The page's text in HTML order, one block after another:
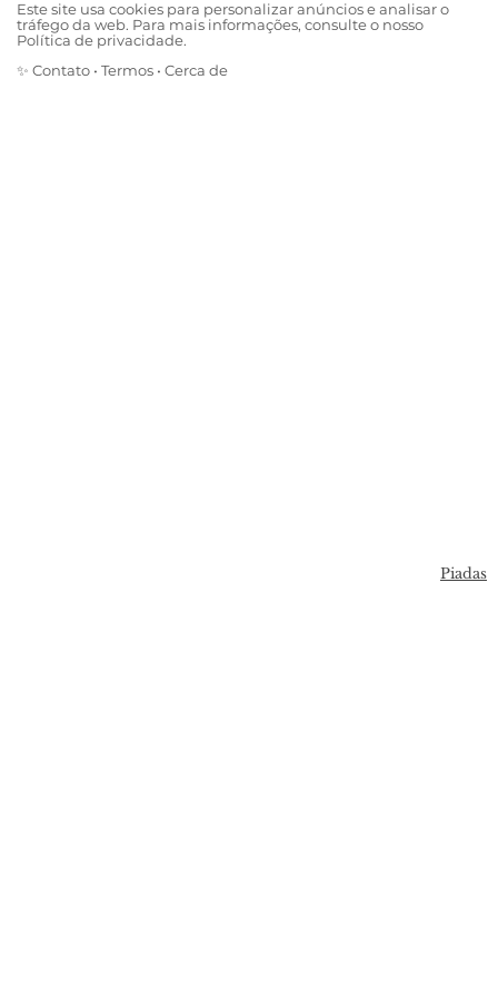
Piadas
Este site usa cookies para personalizar anúncios e analisar o
tráfego da web. Para mais informações, consulte o nosso
Política de privacidade.
✨ Contato • Termos • Cerca de